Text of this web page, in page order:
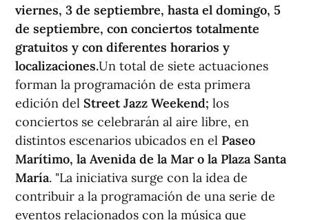
viernes, 3 de septiembre, hasta el domingo, 5
de septiembre, con conciertos totalmente
gratuitos y con diferentes horarios y
localizaciones.Un total de siete actuaciones
forman la programación de esta primera
edición del Street Jazz Weekend; los
conciertos se celebrarán al aire libre, en
distintos escenarios ubicados en el Paseo
Marítimo, la Avenida de la Mar o la Plaza Santa
María. "La iniciativa surge con la idea de
contribuir a la programación de una serie de
eventos relacionados con la música que